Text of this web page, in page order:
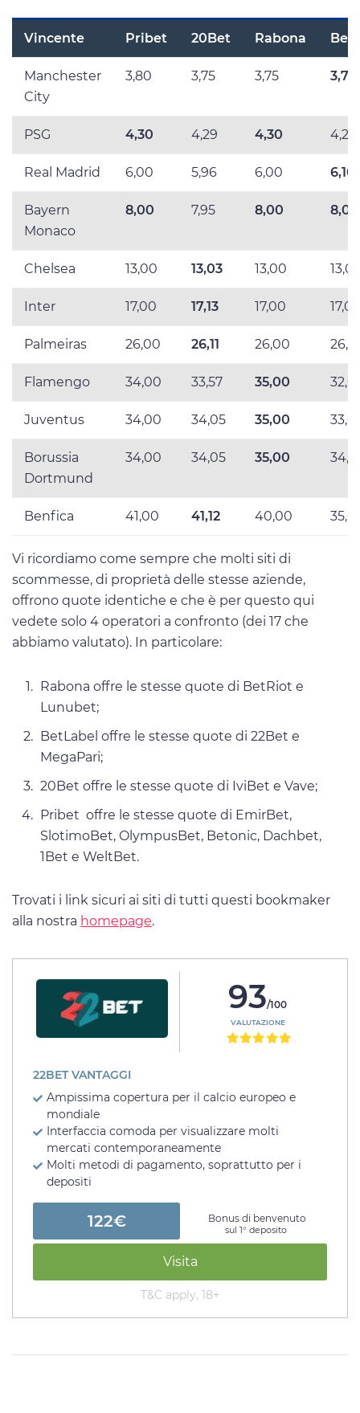
Vincente Pribet 20Bet Rabona
Manchester
City
3,80 3,75 3,75
PSG 4,30 4,29 4,30 4,28
Real Madrid 6,00 5,96 6,00
Bayern
Monaco
8,00 7,95 8,00 8,00
Chelsea 13,00 13,03 13,00
Inter 17,00 17,13 17,00
Palmeiras 26,00 26,11 26,00
Flamengo 34,00 33,57 35,00
Juventus 34,00 34,05 35,00
Borussia
Dortmund
34,00 34,05 35,00
Benfica 41,00 41,12 40,00
Vi ricordiamo come sempre che molti siti di
scommesse, di proprietà delle stesse aziende,
offrono quote identiche e che è per questo qui
vedete solo 4 operatori a confronto (dei 17 che
abbiamo valutato). In particolare:
Rabona offre le stesse quote di BetRiot e
Lunubet;
BetLabel offre le stesse quote di 22Bet e
MegaPari;
20Bet offre le stesse quote di IviBet e Vave;
Pribet offre le stesse quote di EmirBet,
SlotimoBet, OlympusBet, Betonic, Dachbet,
1Bet e WeltBet.
Trovati i link sicuri ai siti di tutti questi bookmaker
alla nostra homepage.
93/100
VALUTAZIONE
22BET VANTAGGI
Ampissima copertura per il calcio europeo e
mondiale
Interfaccia comoda per visualizzare molti
mercati contemporaneamente
Molti metodi di pagamento, soprattutto per i
depositi
122€ Bonus di benvenuto
sul 1° deposito
Visita
T&C apply, 18+